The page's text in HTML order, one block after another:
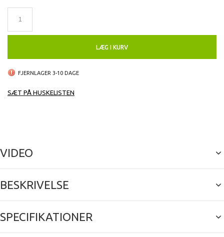
LÆG I KURV
FJERNLAGER 3-10 DAGE
SÆT PÅ HUSKELISTEN
VIDEO
BESKRIVELSE
SPECIFIKATIONER